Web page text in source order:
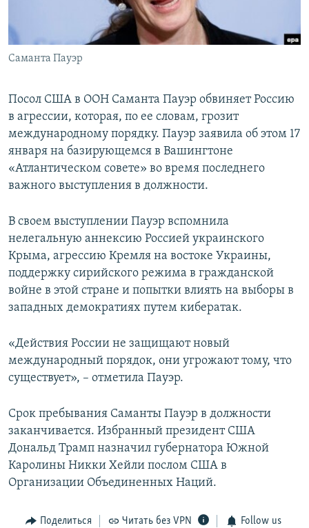
ПОБЕДИТЕЛЕЙ НЕ СУДЯТ?
КРЫМ.НЕПОКОРЕННЫЙ
ELIFBE
Все сайты RFE/RL
Саманта Пауэр
Посол США в ООН Саманта Пауэр обвиняет Россию
в агрессии, которая, по ее словам, грозит
международному порядку. Пауэр заявила об этом 17
января на базирующемся в Вашингтоне
«Атлантическом совете» во время последнего
важного выступления в должности.
В своем выступлении Пауэр вспомнила
нелегальную аннексию Россией украинского
Крыма, агрессию Кремля на востоке Украины,
поддержку сирийского режима в гражданской
войне в этой стране и попытки влиять на выборы в
западных демократиях путем кибератак.
«Действия России не защищают новый
международный порядок, они угрожают тому, что
существует», – отметила Пауэр.
Срок пребывания Саманты Пауэр в должности
заканчивается. Избранный президент США
Дональд Трамп назначил губернатора Южной
Каролины Никки Хейли послом США в
Организации Объединенных Наций.
Поделиться Читать без VPN Follow us